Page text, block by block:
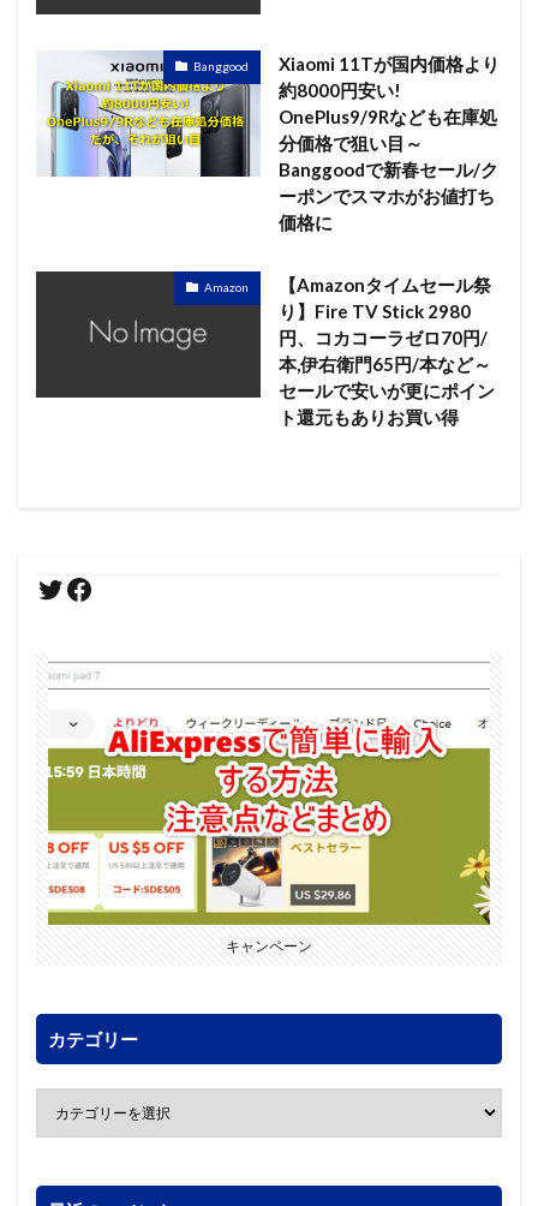
Banggood
Xiaomi 11Tが国内価格より
約8000円安い!
OnePlus9/9Rなども在庫処
分価格で狙い目～
Banggoodで新春セール/ク
ーポンでスマホがお値打ち
価格に
Amazon
【Amazonタイムセール祭
り】Fire TV Stick 2980
円、コカコーラゼロ70円/
本,伊右衛門65円/本など～
セールで安いが更にポイン
ト還元もありお買い得
キャンペーン
カテゴリー